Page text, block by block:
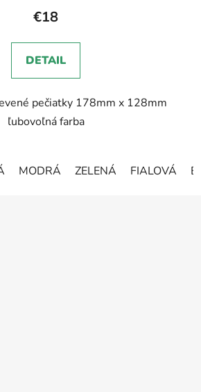
produktu
5,0
z
hviezdičiek.
€18
DETAIL
pečiatky 178mm x 128mm
ľubovoľná farba
MODRÁ ZELENÁ FIALOVÁ